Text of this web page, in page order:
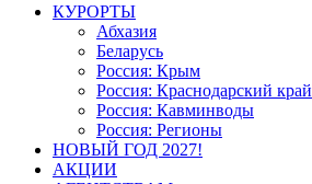
КУРОРТЫ
Абхазия
Беларусь
Россия: Крым
Россия: Краснодарский край
Россия: Кавминводы
Россия: Регионы
НОВЫЙ ГОД 2027!
АКЦИИ